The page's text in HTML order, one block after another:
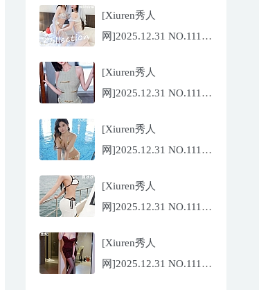
Fish[79P/773.17MB]
[Xiuren秀人
网]2025.12.31 NO.11184
[82P/854.18MB]
[Xiuren秀人
网]2025.12.31 NO.11183
[Xiuren秀人
网]2025.12.31 NO.11182
[81P/959.10MB]
[Xiuren秀人
网]2025.12.31 NO.11180
[Xiuren秀人
网]2025.12.31 NO.11181